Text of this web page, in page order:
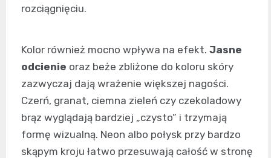
rozciągnięciu.
Kolor również mocno wpływa na efekt. Jasne
odcienie oraz beże zbliżone do koloru skóry
zazwyczaj dają wrażenie większej nagości.
Czerń, granat, ciemna zieleń czy czekoladowy
brąz wyglądają bardziej „czysto” i trzymają
formę wizualną. Neon albo połysk przy bardzo
skąpym kroju łatwo przesuwają całość w stronę